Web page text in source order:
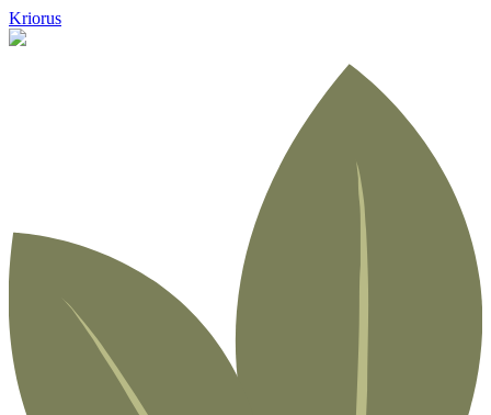
Kriorus